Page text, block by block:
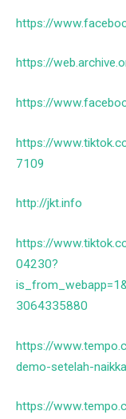
https://
https://
https://
https://
7109
http://jkt.info
https://
04230?
3064335880
https://
demo-setelah-
https://